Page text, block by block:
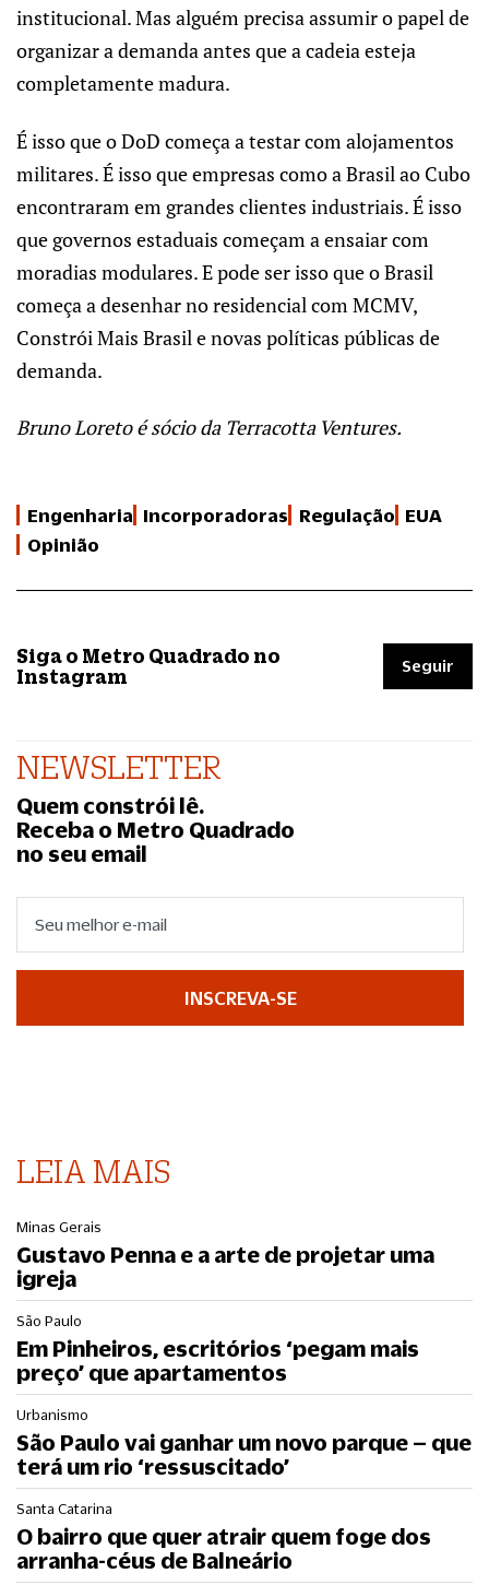
institucional. Mas alguém precisa assumir o papel de
organizar a demanda antes que a cadeia esteja
completamente madura.
É isso que o DoD começa a testar com alojamentos
militares. É isso que empresas como a Brasil ao Cubo
encontraram em grandes clientes industriais. É isso
que governos estaduais começam a ensaiar com
moradias modulares. E pode ser isso que o Brasil
começa a desenhar no residencial com MCMV,
Constrói Mais Brasil e novas políticas públicas de
demanda.
Bruno Loreto é sócio da Terracotta Ventures.
Engenharia Incorporadoras Regulação EUA
Opinião
Siga o Metro Quadrado no
Instagram
Seguir
NEWSLETTER
Quem constrói lê.
Receba o Metro Quadrado
no seu email
INSCREVA-SE
LEIA MAIS
Minas Gerais
Gustavo Penna e a arte de projetar uma
igreja
São Paulo
Em Pinheiros, escritórios ‘pegam mais
preço’ que apartamentos
Urbanismo
São Paulo vai ganhar um novo parque – que
terá um rio ‘ressuscitado’
Santa Catarina
O bairro que quer atrair quem foge dos
arranha-céus de Balneário